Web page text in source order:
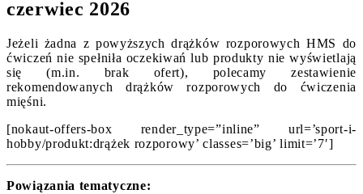
czerwiec 2026
Jeżeli żadna z powyższych drążków rozporowych HMS do
ćwiczeń nie spełniła oczekiwań lub produkty nie wyświetlają
się (m.in. brak ofert), polecamy zestawienie
rekomendowanych drążków rozporowych do ćwiczenia
mięśni.
[nokaut-offers-box render_type=”inline” url=’sport-i-
hobby/produkt:drążek rozporowy’ classes=’big’ limit=’7′]
Powiązania tematyczne: